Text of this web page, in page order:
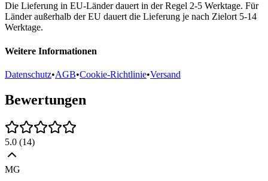
Die Lieferung in EU-Länder dauert in der Regel 2-5 Werktage. Für
Länder außerhalb der EU dauert die Lieferung je nach Zielort 5-14
Werktage.
Weitere Informationen
Datenschutz•AGB•Cookie-Richtlinie•Versand
Bewertungen
5.0 (14)
MG